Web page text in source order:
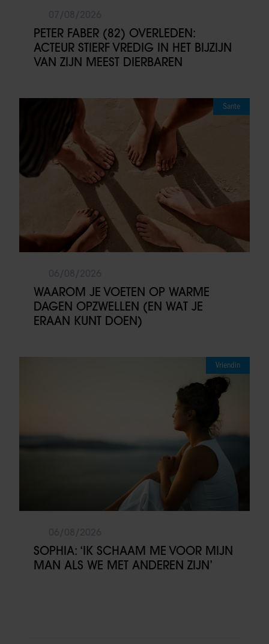
PETER FABER (82) OVERLEDEN:
ACTEUR STIERF VREDIG IN HET BIJZIJN
VAN ZIJN MEEST DIERBAREN
Sante
WAAROM JE VOETEN OP WARME
DAGEN OPZWELLEN (EN WAT JE
ERAAN KUNT DOEN)
Vriendin
SOPHIA: ‘IK SCHAAM ME VOOR MIJN
MAN ALS WE MET ANDEREN ZIJN’